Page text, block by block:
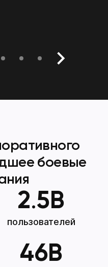
боевые
2.5B
пользователей
46B